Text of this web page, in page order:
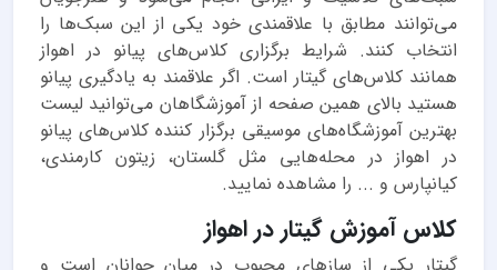
می‌توانند مطابق با علاقمندی خود یکی از این سبک‌ها را
انتخاب کنند. شرایط برگزاری کلاس‌های پیانو در اهواز
همانند کلاس‌های گیتار است. اگر علاقمند به یادگیری پیانو
هستید بالای همین صفحه از آموزشگاهان می‌توانید لیست
بهترین آموزشگاه‌های موسیقی برگزار کننده کلاس‌های پیانو
در اهواز در محله‌هایی مثل گلستان، زیتون کارمندی،
کیانپارس و ... را مشاهده نمایید.
کلاس آموزش گیتار در اهواز